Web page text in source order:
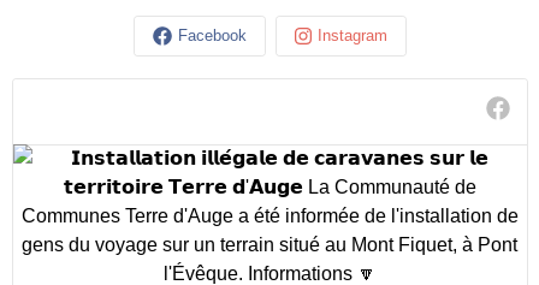
Facebook Instagram